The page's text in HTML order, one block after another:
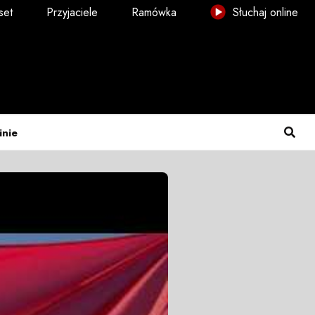
Przyjaciele Ramówka Słuchaj online